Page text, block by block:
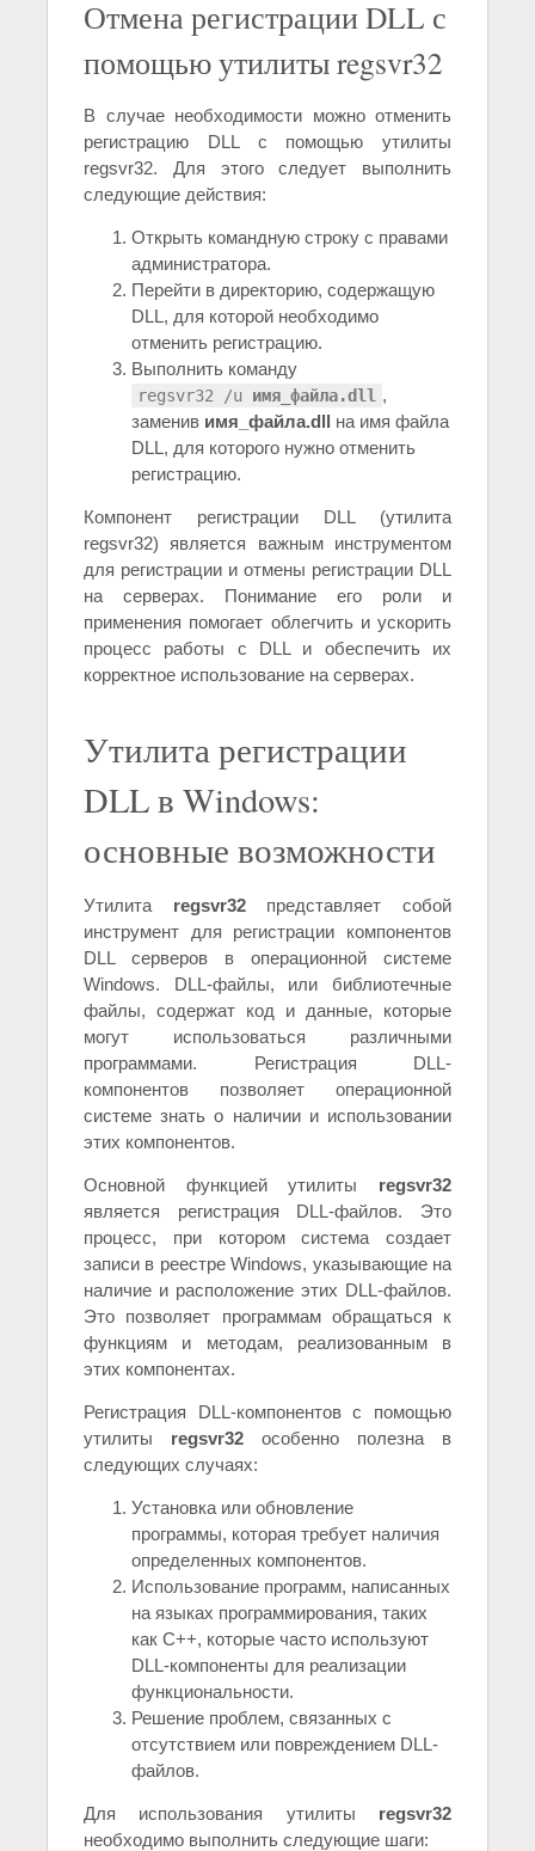
Отмена регистрации DLL с
помощью утилиты regsvr32
В случае необходимости можно отменить
регистрацию DLL с помощью утилиты
regsvr32. Для этого следует выполнить
следующие действия:
Открыть командную строку с правами
администратора.
Перейти в директорию, содержащую
DLL, для которой необходимо
отменить регистрацию.
Выполнить команду
regsvr32 /u имя_файла.dll ,
заменив имя_файла.dll
на имя файла
DLL, для которого нужно отменить
регистрацию.
Компонент регистрации DLL (утилита
regsvr32) является важным инструментом
для регистрации и отмены регистрации DLL
на серверах. Понимание его роли и
применения помогает облегчить и ускорить
процесс работы с DLL и обеспечить их
корректное использование на серверах.
Утилита регистрации
DLL в Windows:
основные возможности
Утилита regsvr32представляет собой
инструмент для регистрации компонентов
DLL серверов в операционной системе
Windows. DLL-файлы, или библиотечные
файлы, содержат код и данные, которые
могут использоваться различными
программами. Регистрация DLL-
компонентов позволяет операционной
системе знать о наличии и использовании
этих компонентов.
Основной функцией утилиты regsvr32
является регистрация DLL-файлов. Это
процесс, при котором система создает
записи в реестре Windows, указывающие на
наличие и расположение этих DLL-файлов.
Это позволяет программам обращаться к
функциям и методам, реализованным в
этих компонентах.
Регистрация DLL-компонентов с помощью
утилиты regsvr32 особенно полезна в
следующих случаях:
Установка или обновление
программы, которая требует наличия
определенных компонентов.
Использование программ, написанных
на языках программирования, таких
как C++, которые часто используют
DLL-компоненты для реализации
функциональности.
Решение проблем, связанных с
отсутствием или повреждением DLL-
файлов.
Для использования утилиты regsvr32
необходимо выполнить следующие шаги: